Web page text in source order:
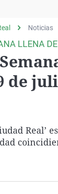
Noticias
LLENA
de
Real’